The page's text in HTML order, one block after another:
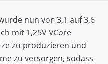
nun von 3,1 auf 3,6
mit 1,25V VCore
zu produzieren und
zu versorgen, sodass